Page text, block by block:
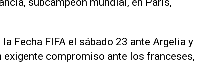
subcampeón mundial, en París,
Fecha FIFA el sábado 23 ante Argelia y
compromiso ante los franceses,